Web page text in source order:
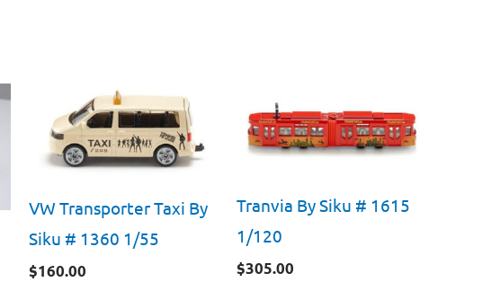
VW Transporter Taxi By
Siku # 1360 1/55
$160.00
Tranvia By Siku # 1615
1/120
$305.00